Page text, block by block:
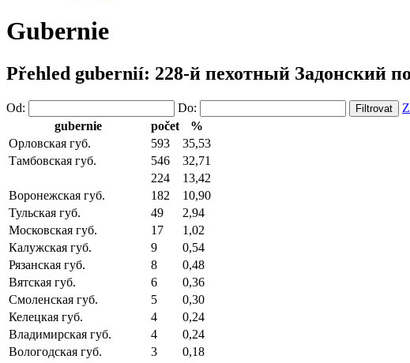
Gubernie
Přehled gubernií: 228-й пехотный Задонский
Od: Do:
gubernie
počet
%
Орловская губ.
593
35,53
Тамбовская губ.
546
32,71
224
13,42
Воронежская губ.
182
10,90
Тульская губ.
49
2,94
Московская губ.
17
1,02
Калужская губ.
9
0,54
Рязанская губ.
8
0,48
Вятская губ.
6
0,36
Смоленская губ.
5
0,30
Келецкая губ.
4
0,24
Владимирская губ.
4
0,24
Вологодская губ.
3
0,18